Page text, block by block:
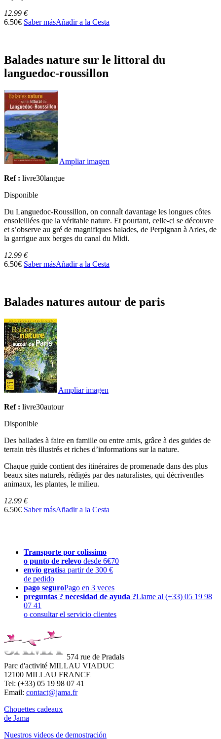
12.99 €
6.50€ Saber másAñadir a la Cesta
Balades nature sur le littoral du
languedoc-roussillon
Ampliar imagen
Ref : livre30langue
Disponible
Du Languedoc-Roussillon, on connaît davantage les longues côtes
ensoleillées que la véritable nature. Et pourtant, celle-ci se découvre
et s’observe au gré de magnifiques balades, de Perpignan à Arles, de
la garrigue aux berges du canal du Midi.
12.99 €
6.50€ Saber másAñadir a la Cesta
Balades natures autour de paris
Ampliar imagen
Ref : livre30autour
Disponible
Des ballades à faire en famille ou entre amis, grâce à des guides de
terrain très illustrés et riches d’informations sur la nature.
Chaque guide contient des itinéraires de promenade dans des plus
beaux sites naturels, rédigés par des naturalistes, qui décriventles
animaux, les plantes, le milieu.
12.99 €
6.50€ Saber másAñadir a la Cesta
Transporte por colissimo
o punto de relevo desde 6€70
envío gratisa partir de 300 €
de pedido
pago seguroPago en 3 veces
preguntas ? necesidad de ayuda ?Llame al (+33) 05 19 98
07 41
o consultar el servicio clientes
574 rue de Pradals
Parc d'activité MILLAU VIADUC
12100 MILLAU FRANCE
Tel: (+33) 05 19 98 07 41
Email: contact@jama.fr
Chouettes cadeaux
de Jama
Nuestros videos de demostración